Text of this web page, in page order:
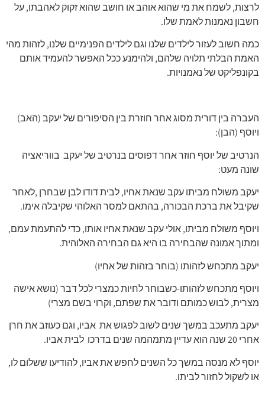
לרצות, לשמח את מי שהוא אוהב או חושב שהוא זקוק לאהבתו, על
חשבון נאמנות לאמת שלו.
כמה חשוב לעזור לילדים שלנו וגם לילדים הפנימיים שלנו, לזהות מהי
האמת הבלתי תלויה שלהם, ולהימנע ככל האפשר להעמיד אותם
בקונפליקט של נאמנויות.
העברה בין דורית מסוג אחר חוזרת בין הסיפורים של יעקב (האב)
ויוסף (הבן):
הנרטיב של יוסף חוזר אחר דפוסים בנרטיב של יעקב בווריאציה
שונה מעט:
יעקב משולח מביתו עקב שנאת אחיו, לבית דודו לבן שבחרן ,לאחר
שקיבל את ברכת הבכורה, בהתאם למסר האלוהי שקיבלה אימו.
ויוסף משולח מביתו, אולי עקב שנאת אחיו אותו, כדי להתעמת עמם,
ומתוך אמונה שהבחירה בו היא גם הבחירה האלוהית.
יעקב מתכחש לזהותו (בוחר בזהות של אחיו)
ויוסף מתכחש לזהותו-כשבוחר לחיות כמצרי לכל דבר (נושא אישה
מצרית, לבוש כמותם ודובר את שפתם, וקרוי בשם מצרי)
יעקב מתעכב במשך שנים לשוב לפגוש את אביו, וגם כעוזב את חרן
אחרי 20 שנה הוא עדיין מתמהמה שנים בדרכו לבית אביו.
יוסף לא מנסה במשך כל השנים לחפש את אביו, להודיעו ששלום לו,
או לשקול לחזור לביתו.